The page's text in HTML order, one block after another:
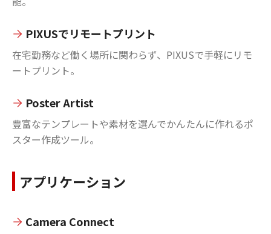
PIXUSでリモートプリント
在宅勤務など働く場所に関わらず、PIXUSで手軽にリモ
ートプリント。
Poster Artist
豊富なテンプレートや素材を選んでかんたんに作れるポ
スター作成ツール。
アプリケーション
Camera Connect